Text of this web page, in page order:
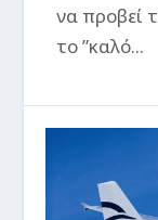
να προβεί
το ”καλό...